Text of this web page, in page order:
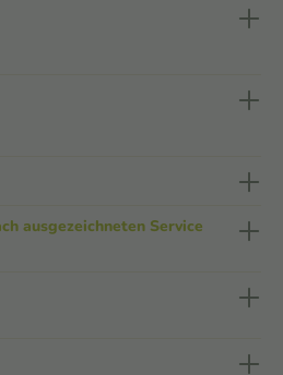
ausgezeichneten Service